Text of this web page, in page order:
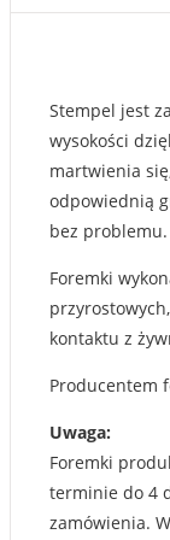
Stempel jest
wysokości
martwienia
odpowiednią
bez problemu.
Foremki
kontaktu z
Producentem
Uwaga:
Foremki
terminie do 4
zamówienia.